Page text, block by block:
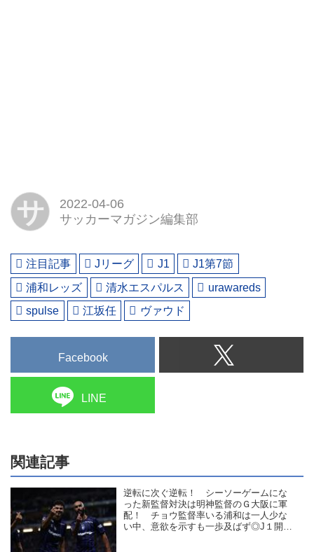
サ
2022-04-06
サッカーマガジン編集部
注目記事 Jリーグ J1
J1第7節
浦和レッズ
清水エスパルス
urawareds
spulse
江坂任 ヴァウド
Facebook
LINE
関連記事
逆転に次ぐ逆転！ シーソーゲームにな
った新監督対決は明神監督のＧ大阪に軍
配！ チョウ監督率いる浦和は一人少な
い中、意欲を示すも一歩及ばず◎J１開幕